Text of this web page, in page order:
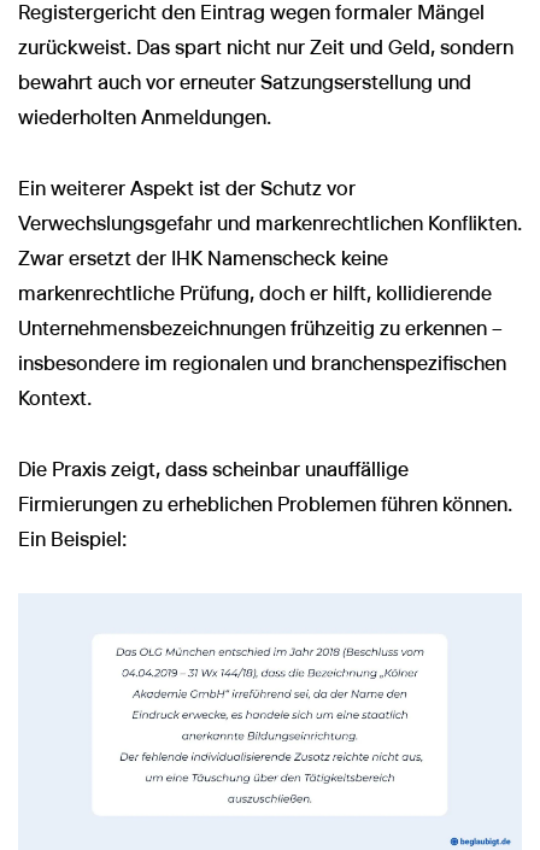
Registergericht den Eintrag wegen formaler Mängel
zurückweist. Das spart nicht nur Zeit und Geld, sondern
bewahrt auch vor erneuter Satzungserstellung und
wiederholten Anmeldungen.
Ein weiterer Aspekt ist der Schutz vor
Verwechslungsgefahr und markenrechtlichen Konflikten.
Zwar ersetzt der IHK Namenscheck keine
markenrechtliche Prüfung, doch er hilft, kollidierende
Unternehmensbezeichnungen frühzeitig zu erkennen –
insbesondere im regionalen und branchenspezifischen
Kontext.
Die Praxis zeigt, dass scheinbar unauffällige
Firmierungen zu erheblichen Problemen führen können.
Ein Beispiel: